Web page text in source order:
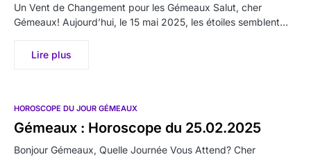
Un Vent de Changement pour les Gémeaux Salut, cher
Gémeaux! Aujourd’hui, le 15 mai 2025, les étoiles semblent…
Lire plus
HOROSCOPE DU JOUR GÉMEAUX
Gémeaux : Horoscope du 25.02.2025
Bonjour Gémeaux, Quelle Journée Vous Attend? Cher